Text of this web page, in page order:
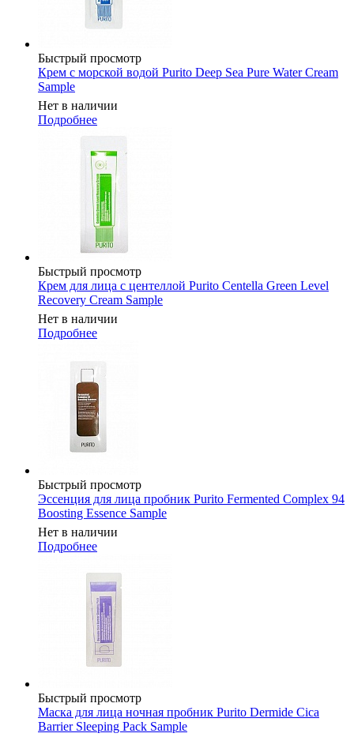
Быстрый просмотр
Крем с морской водой Purito Deep Sea Pure Water Cream
Sample
Нет в наличии
Подробнее
Быстрый просмотр
Крем для лица с центеллой Purito Centella Green Level
Recovery Cream Sample
Нет в наличии
Подробнее
Быстрый просмотр
Эссенция для лица пробник Purito Fermented Complex 94
Boosting Essence Sample
Нет в наличии
Подробнее
Быстрый просмотр
Маска для лица ночная пробник Purito Dermide Cica
Barrier Sleeping Pack Sample